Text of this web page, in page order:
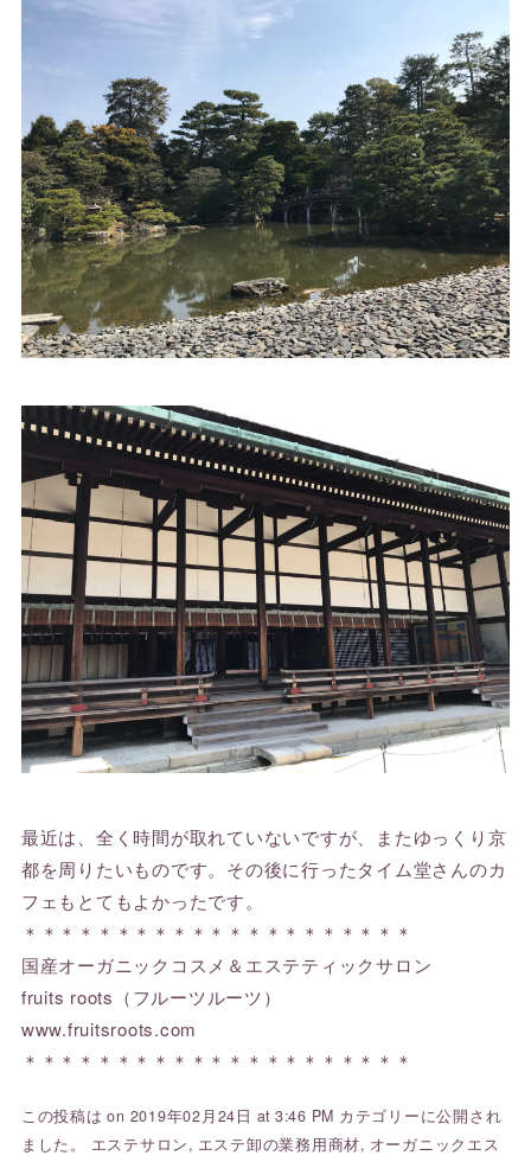
最近は、全く時間が取れていないですが、またゆっくり京
都を周りたいものです。その後に行ったタイム堂さんのカ
フェもとてもよかったです。
＊＊＊＊＊＊＊＊＊＊＊＊＊＊＊＊＊＊＊＊＊
国産オーガニックコスメ＆エステティックサロン
fruits roots（フルーツルーツ）
www.fruitsroots.com
＊＊＊＊＊＊＊＊＊＊＊＊＊＊＊＊＊＊＊＊＊
この投稿は on 2019年02月24日 at 3:46 PM カテゴリーに公開され
ました。 エステサロン, エステ卸の業務用商材, オーガニックエス